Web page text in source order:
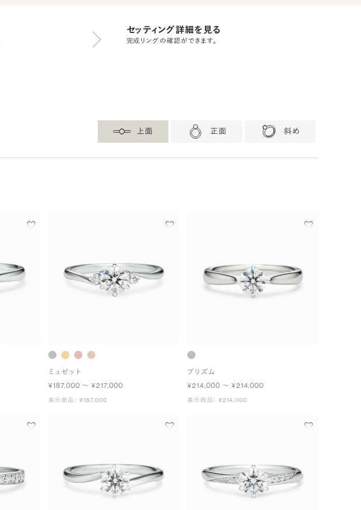
セッティング詳細を見る
完成リングの確認ができます。
上面 正面 斜め
ミュゼット
¥187,000 〜 ¥217,000
表示商品： ¥187,000
プリズム
¥214,000 〜 ¥214,000
表示商品： ¥214,000